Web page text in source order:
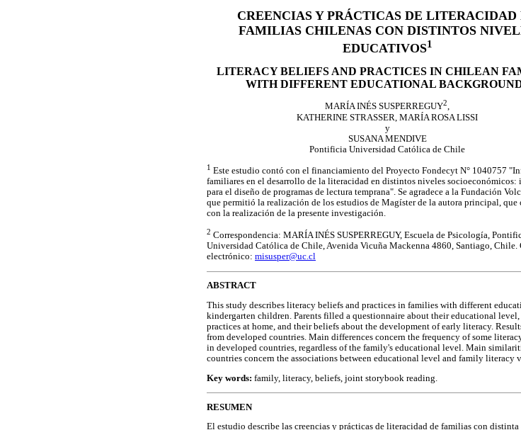
CREENCIAS Y PRÁCTICAS DE LITERACIDAD
FAMILIAS CHILENAS CON DISTINTOS
EDUCATIVOS1
LITERACY BELIEFS AND PRACTICES IN CHILEAN
WITH DIFFERENT EDUCATIONAL
MARÍA INÉS SUSPERREGUY2,
KATHERINE STRASSER, MARÍA ROSA LISSI
y
SUSANA MENDIVE
Pontificia Universidad Católica de Chile
1 Este estudio contó con el financiamiento del Proyecto Fondecyt N° 1040757
familiares en el desarrollo de la literacidad en distintos niveles socioeconómicos:
para el diseño de programas de lectura temprana". Se agradece a la Fundación
que permitió la realización de los estudios de Magíster de la autora principal, que
con la realización de la presente investigación.
2 Correspondencia: MARÍA INÉS SUSPERREGUY, Escuela de Psicología,
Universidad Católica de Chile, Avenida Vicuña Mackenna 4860, Santiago, Chile.
electrónico: misusper@uc.cl
ABSTRACT
This study describes literacy beliefs and practices in families with different
kindergarten children. Parents filled a questionnaire about their educational
practices at home, and their beliefs about the development of early literacy.
from developed countries. Main differences concern the frequency of some
in developed countries, regardless of the family's educational level. Main
countries concern the associations between educational level and family literacy
Key words: family, literacy, beliefs, joint storybook reading.
RESUMEN
El estudio describe las creencias y prácticas de literacidad de familias con